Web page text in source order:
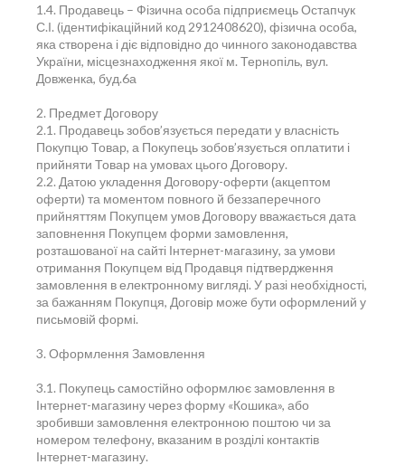
1.4. Продавець – Фізична особа підприємець Остапчук
С.І. (ідентифікаційний код 2912408620), фізична особа,
яка створена і діє відповідно до чинного законодавства
України, місцезнаходження якої м. Тернопіль, вул.
Довженка, буд.6а
2. Предмет Договору
2.1. Продавець зобов’язується передати у власність
Покупцю Товар, а Покупець зобов’язується оплатити і
прийняти Товар на умовах цього Договору.
2.2. Датою укладення Договору-оферти (акцептом
оферти) та моментом повного й беззаперечного
прийняттям Покупцем умов Договору вважається дата
заповнення Покупцем форми замовлення,
розташованої на сайті Інтернет-магазину, за умови
отримання Покупцем від Продавця підтвердження
замовлення в електронному вигляді. У разі необхідності,
за бажанням Покупця, Договір може бути оформлений у
письмовій формі.
3. Оформлення Замовлення
3.1. Покупець самостійно оформлює замовлення в
Інтернет-магазину через форму «Кошика», або
зробивши замовлення електронною поштою чи за
номером телефону, вказаним в розділі контактів
Інтернет-магазину.